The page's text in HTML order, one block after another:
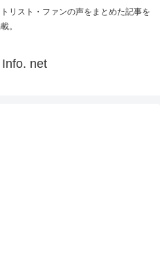
リスト・ファンの声をまとめた記事を
。
net